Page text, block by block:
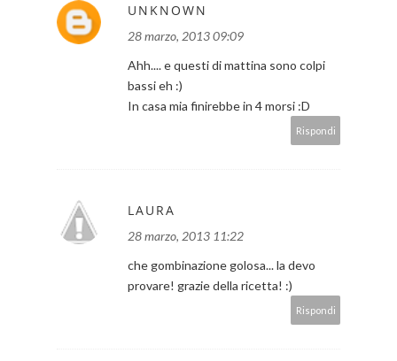
UNKNOWN
28 marzo, 2013 09:09
Ahh.... e questi di mattina sono colpi
bassi eh :)
In casa mia finirebbe in 4 morsi :D
Rispondi
LAURA
28 marzo, 2013 11:22
che gombinazione golosa... la devo
provare! grazie della ricetta! :)
Rispondi